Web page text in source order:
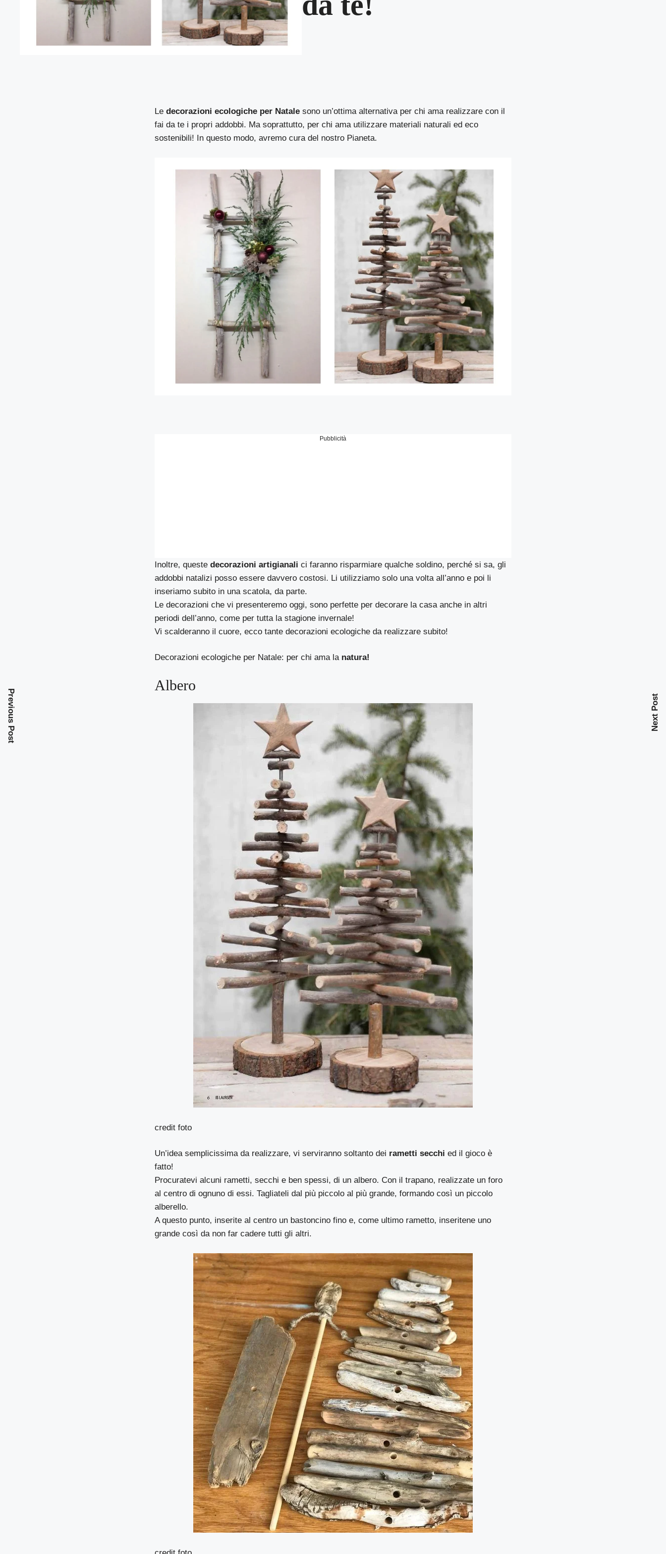
Ledecorazioni ecologiche per Natale sono un’ottima alternativa per chi ama realizzare con il
fai da te i propri addobbi. Ma soprattutto, per chi ama utilizzare materiali naturali ed eco
sostenibili! In questo modo, avremo cura del nostro Pianeta.
Pubblicità
Inoltre, questedecorazioni artigianali ci faranno risparmiare qualche soldino, perché si sa, gli
addobbi natalizi posso essere davvero costosi. Li utilizziamo solo una volta all’anno e poi li
inseriamo subito in una scatola, da parte.
Le decorazioni che vi presenteremo oggi, sono perfette per decorare la casa anche in altri
periodi dell’anno, come per tutta la stagione invernale!
Vi scalderanno il cuore, ecco tante decorazioni ecologiche da realizzare subito!
Decorazioni ecologiche per Natale: per chi ama la natura!
Albero
credit foto
Un’idea semplicissima da realizzare, vi serviranno soltanto dei rametti secchi ed il gioco è
fatto!
Procuratevi alcuni rametti, secchi e ben spessi, di un albero. Con il trapano, realizzate un foro
al centro di ognuno di essi. Tagliateli dal più piccolo al più grande, formando così un piccolo
alberello.
A questo punto, inserite al centro un bastoncino fino e, come ultimo rametto, inseritene uno
grande così da non far cadere tutti gli altri.
Previous Post Next Post